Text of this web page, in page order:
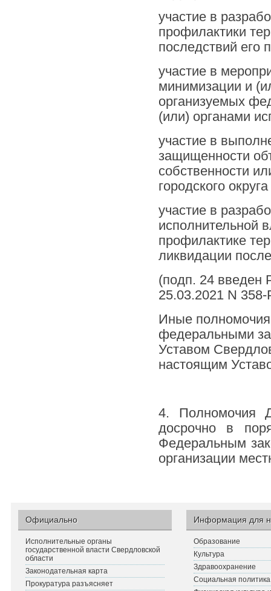
участие в
профилактики
последствий его
участие в
минимизации и
организуемых
(или) органами
участие в
защищенности
собственности
городского
участие в
исполнительной
профилактике
ликвидации
(подп. 24 введен
25.03.2021 N
Иные полномочия
федеральными
Уставом
настоящим
4. Полномочия
досрочно в
Федеральным
организации
Официально
Исполнительные органы
государственной власти Свердловской
области
Законодательная карта
Прокуратура разъясняет
Информация для
Образование
Культура
Здравоохранение
Социальная политика